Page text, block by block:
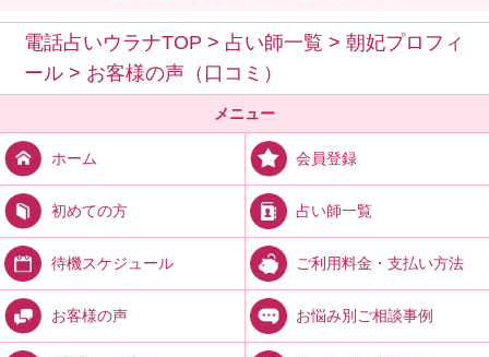
電話占いウラナTOP > 占い師一覧 >朝妃プロフィ
ール > お客様の声（口コミ）
メニュー
ホーム 会員登録
初めての方 占い師一覧
待機スケジュール ご利用料金・支払い方法
お客様の声 お悩み別ご相談事例